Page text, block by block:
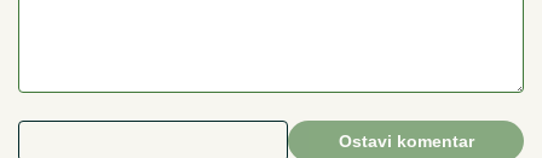
Ostavi komentar